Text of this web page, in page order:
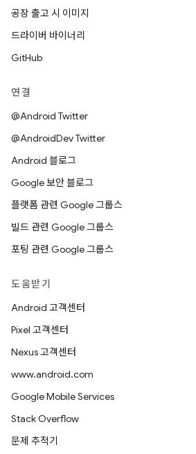
공장 출고 시 이미지
드라이버 바이너리
GitHub
연결
@Android Twitter
@AndroidDev Twitter
Android 블로그
Google 보안 블로그
플랫폼 관련 Google 그룹스
빌드 관련 Google 그룹스
포팅 관련 Google 그룹스
도움받기
Android 고객센터
Pixel 고객센터
Nexus 고객센터
www.android.com
Google Mobile Services
Stack Overflow
문제 추적기